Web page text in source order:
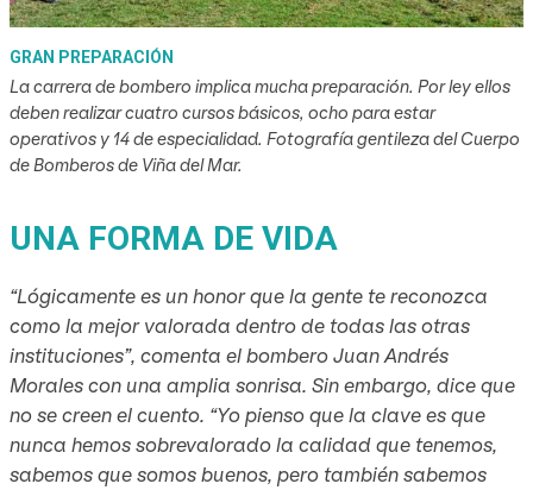
GRAN PREPARACIÓN
La carrera de bombero implica mucha preparación. Por ley ellos
deben realizar cuatro cursos básicos, ocho para estar
operativos y 14 de especialidad. Fotografía gentileza del Cuerpo
de Bomberos de Viña del Mar.
UNA FORMA DE VIDA
“Lógicamente es un honor que la gente te reconozca
como la mejor valorada dentro de todas las otras
instituciones”, comenta el bombero Juan Andrés
Morales con una amplia sonrisa. Sin embargo, dice que
no se creen el cuento. “Yo pienso que la clave es que
nunca hemos sobrevalorado la calidad que tenemos,
sabemos que somos buenos, pero también sabemos